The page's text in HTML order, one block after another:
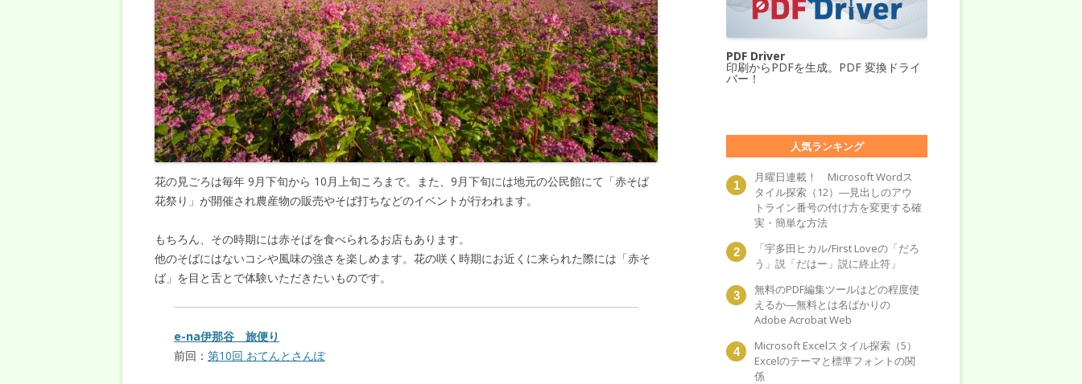
花の見ごろは毎年 9月下旬から 10月上旬ころまで。また、9月下旬には地元の公民館にて「赤そば
花祭り」が開催され農産物の販売やそば打ちなどのイベントが行われます。
もちろん、その時期には赤そばを食べられるお店もあります。
他のそばにはないコシや風味の強さを楽しめます。花の咲く時期にお近くに来られた際には「赤そ
ば」を目と舌とで体験いただきたいものです。
e-na伊那谷 旅便り
前回： 第10回 おてんとさんぽ
PDF Driver
印刷からPDFを生成。PDF 変換ドライ
バー！
人気ランキング
月曜日連載！ Microsoft Wordス
タイル探索（12）―見出しのアウ
トライン番号の付け方を変更する確
実・簡単な方法
「宇多田ヒカル/First Loveの「だろ
う」説「だはー」説に終止符」
無料のPDF編集ツールはどの程度使
えるか―無料とは名ばかりの
Adobe Acrobat Web
Microsoft Excelスタイル探索（5）
Excelのテーマと標準フォントの関
係